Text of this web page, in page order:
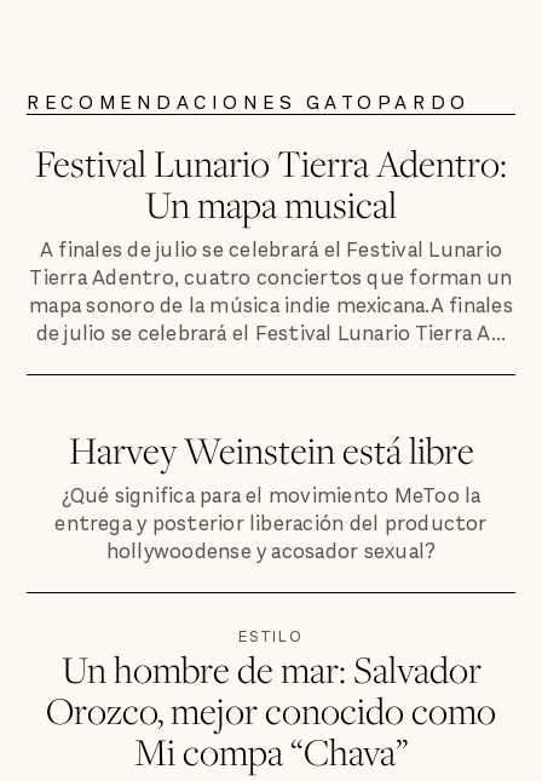
RECOMENDACIONES GATOPARDO
Festival Lunario Tierra Adentro:
Un mapa musical
A finales de julio se celebrará el Festival Lunario
Tierra Adentro, cuatro conciertos que forman un
mapa sonoro de la música indie mexicana.A finales
de julio se celebrará el Festival Lunario Tierra A...
Harvey Weinstein está libre
¿Qué significa para el movimiento MeToo la
entrega y posterior liberación del productor
hollywoodense y acosador sexual?
ESTILO
Un hombre de mar: Salvador
Orozco, mejor conocido como
Mi compa “Chava”